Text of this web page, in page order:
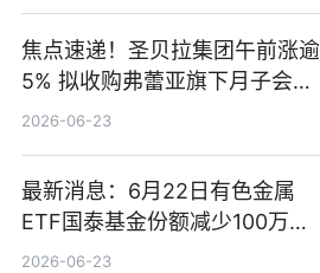
焦点速递！圣贝拉集团午前涨逾
5% 拟收购弗蕾亚旗下月子会所
业务少数股权
2026-06-23
最新消息：6月22日有色金属
ETF国泰基金份额减少100万
份，重仓股紫金矿业、洛阳钼
2026-06-23